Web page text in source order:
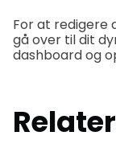
For at redigere
gå over til dit
dashboard og